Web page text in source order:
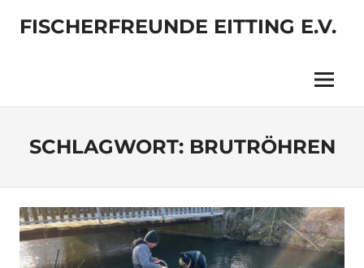
InhaltFISCHERFREUNDE EITTING E.V.
Menü
SCHLAGWORT: BRUTRÖHREN